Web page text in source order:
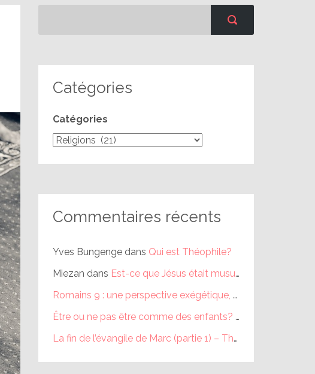
Catégories
Catégories
Commentaires récents
Yves Bungenge dans Qui est Théophile?
Miezan dans Est-ce que Jésus était musulman ?
Romains 9 : une perspective exégétique, non calviniste (partie 1) – Théophile
Être ou ne pas être comme des enfants? (partie 1) – Théophile
La fin de l’évangile de Marc (partie 1) – Théophile